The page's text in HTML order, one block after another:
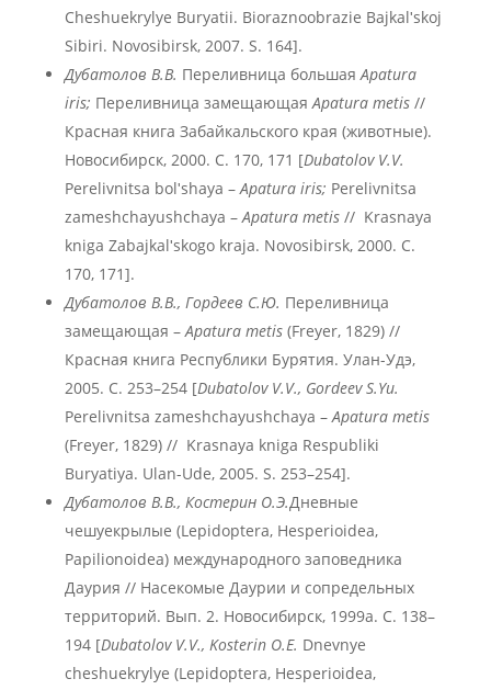
Cheshuekrylye Buryatii. Bioraznoobrazie Bajkalʹskoj
Sibiri. Novosibirsk, 2007. S. 164].
Дубатолов В.В. Переливница большаяApatura
iris; Переливница замещающаяApatura metis//
Красная книга Забайкальского края (животные).
Новосибирск, 2000. С. 170, 171 [Dubatolov V.V.
Perelivnitsa bolʹshaya –Apatura iris; Perelivnitsa
zameshchayushchaya –Apatura metis// Krasnaya
kniga Zabajkalʹskogo kraja. Novosibirsk, 2000. С.
170, 171].
Дубатолов В.В., Гордеев С.Ю. Переливница
замещающая –Apatura metis(Freyer, 1829) //
Красная книга Республики Бурятия. Улан-Удэ,
2005. С. 253–254 [Dubatolov V.V., Gordeev S.Yu.
Perelivnitsa zameshchayushchaya –Apatura metis
(Freyer, 1829) // Krasnaya kniga Respubliki
Buryatiya. Ulan-Ude, 2005. S. 253–254].
Дубатолов В.В., Костерин О.Э.Дневные
чешуекрылые (Lepidoptera, Hesperioidea,
Papilionoidea) международного заповедника
Даурия // Насекомые Даурии и сопредельных
территорий. Вып. 2. Новосибирск, 1999а. С. 138–
194 [Dubatolov V.V., Kosterin O.E. Dnevnye
cheshuekrylye (Lepidoptera, Hesperioidea,